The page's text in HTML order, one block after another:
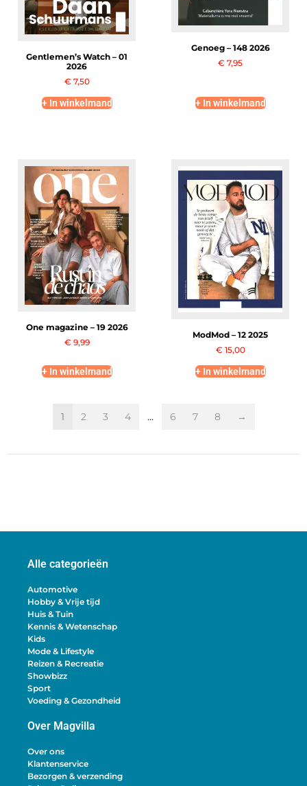
Gentlemen’s Watch – 01
2026
€ 7,50
+ In winkelmand
Genoeg – 148 2026
€ 7,95
+ In winkelmand
One magazine – 19 2026
€ 9,99
+ In winkelmand
ModMod – 12 2025
€ 15,00
+ In winkelmand
1 2 3 4 … 6 7 8 →
Alle categorieën
Automotive
Hobby & Vrije tijd
Huis & Tuin
Kennis & Wetenschap
Kids
Mode & Lifestyle
Reizen & Recreatie
Showbizz
Sport
Voeding & Gezondheid
Over Magvilla
Over ons
Klantenservice
Bezorgen & verzending